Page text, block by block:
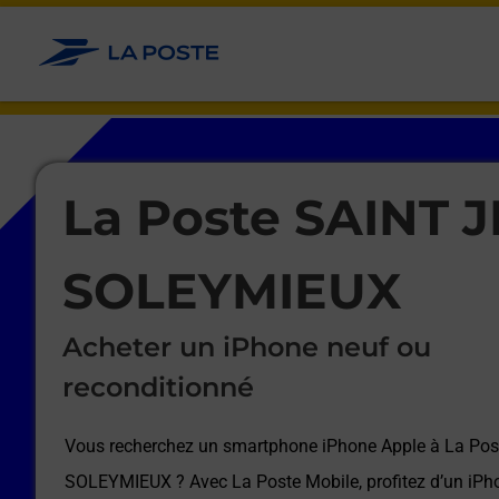
Allez au contenu
La Poste SAINT
SOLEYMIEUX
Acheter un iPhone neuf ou
reconditionné
Vous recherchez un smartphone iPhone Apple à La
SOLEYMIEUX ? Avec La Poste Mobile, profitez d’un
Le lien s'ouvre dans un nouvel onglet
Le lien s'ouvre dans un nouvel onglet
Afficher ou masquer la réponse
Afficher ou masquer la réponse
Afficher ou masquer la réponse
Afficher ou masquer la réponse
Afficher ou masquer la réponse
Afficher ou masquer la réponse